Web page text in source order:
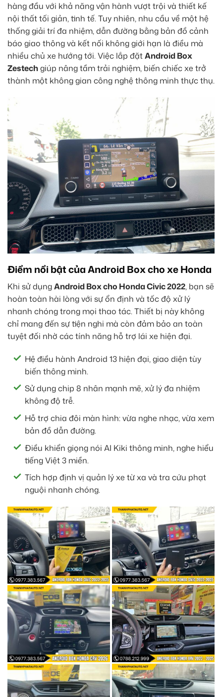
hàng đầu với khả năng vận hành vượt trội và thiết kế
nội thất tối giản, tinh tế. Tuy nhiên, nhu cầu về một hệ
thống giải trí đa nhiệm, dẫn đường bằng bản đồ cảnh
báo giao thông và kết nối không giới hạn là điều mà
nhiều chủ xe hướng tới. Việc lắp đặtAndroid Box
Zestechgiúp nâng tầm trải nghiệm, biến chiếc xe trở
thành một không gian công nghệ thông minh thực thụ.
Điểm nổi bật của Android Box cho xe Honda
Khi sử dụngAndroid Box cho Honda Civic 2022, bạn sẽ
hoàn toàn hài lòng với sự ổn định và tốc độ xử lý
nhanh chóng trong mọi thao tác. Thiết bị này không
chỉ mang đến sự tiện nghi mà còn đảm bảo an toàn
tuyệt đối nhờ các tính năng hỗ trợ lái xe hiện đại.
Hệ điều hành Android 13 hiện đại, giao diện tùy
biến thông minh.
Sử dụng chip 8 nhân mạnh mẽ, xử lý đa nhiệm
không độ trễ.
Hỗ trợ chia đôi màn hình: vừa nghe nhạc, vừa xem
bản đồ dẫn đường.
Điều khiển giọng nói AI Kiki thông minh, nghe hiểu
tiếng Việt 3 miền.
Tích hợp định vị quản lý xe từ xa và tra cứu phạt
nguội nhanh chóng.